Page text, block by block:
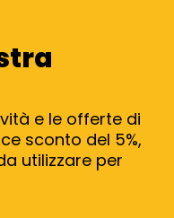
e le offerte di
sconto del 5%,
utilizzare per